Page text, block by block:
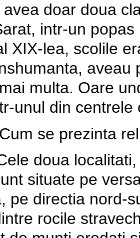
doar doua
intr-un
XIX-lea, scolile
aveau
multa. Oare
unul din centrele
se prezinta
doua
situate pe
pe directia nord-
rocile